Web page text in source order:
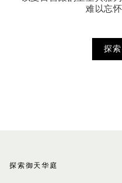
难以忘
探
探索御天华庭